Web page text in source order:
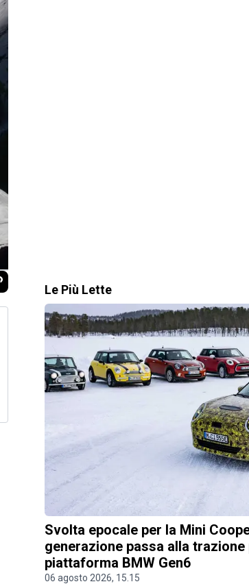
Le Più Lette
Svolta epocale per la Mini
generazione passa alla
piattaforma BMW Gen6
06 agosto 2026, 15.15